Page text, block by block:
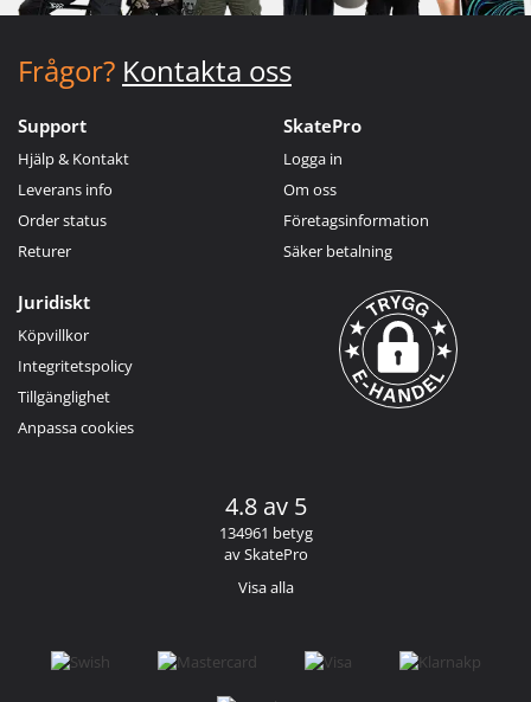
Frågor? Kontakta oss
Support
Hjälp & Kontakt
Leverans info
Order status
Returer
SkatePro
Logga in
Om oss
Företagsinformation
Säker betalning
Juridiskt
Köpvillkor
Integritetspolicy
Tillgänglighet
Anpassa cookies
4.8 av 5
134961 betyg
av SkatePro
Visa alla